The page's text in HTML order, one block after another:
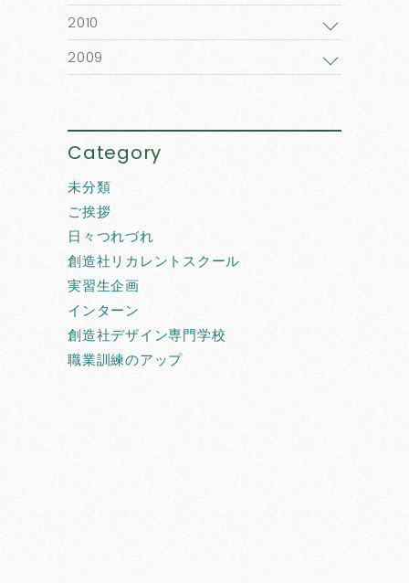
2010
2009
Category
未分類
ご挨拶
日々つれづれ
創造社リカレントスクール
実習生企画
インターン
創造社デザイン専門学校
職業訓練のアップ